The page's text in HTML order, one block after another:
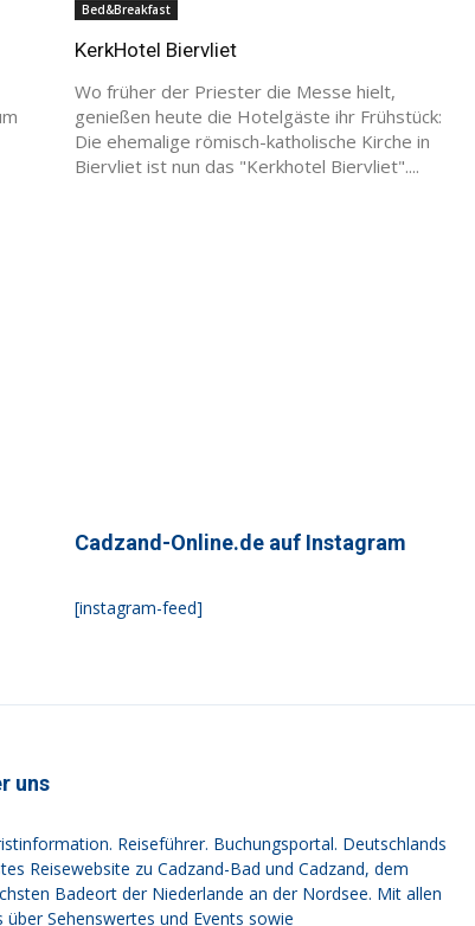
Bed&Breakfast
KerkHotel Biervliet
Wo früher der Priester die Messe hielt,
genießen heute die Hotelgäste ihr Frühstück:
Die ehemalige römisch-katholische Kirche in
Biervliet ist nun das "Kerkhotel Biervliet"....
Cadzand-Online.de auf Instagram
[instagram-feed]
uns
Reiseführer. Buchungsportal. Deutschlands
Reisewebsite zu Cadzand-Bad und Cadzand, dem
Badeort der Niederlande an der Nordsee. Mit allen
über Sehenswertes und Events sowie